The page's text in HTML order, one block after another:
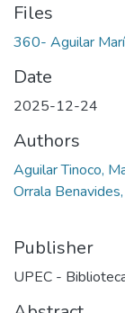
Files
360- Aguilar
Date
2025-12-24
Authors
Aguilar Tinoco,
Orrala
Publisher
UPEC -